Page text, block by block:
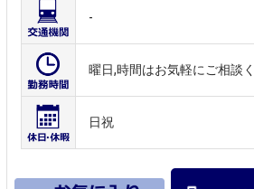
-
曜日,時間はお気軽にご相談
日祝